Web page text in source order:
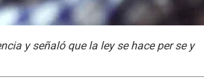
y señaló que la ley se hace per se y